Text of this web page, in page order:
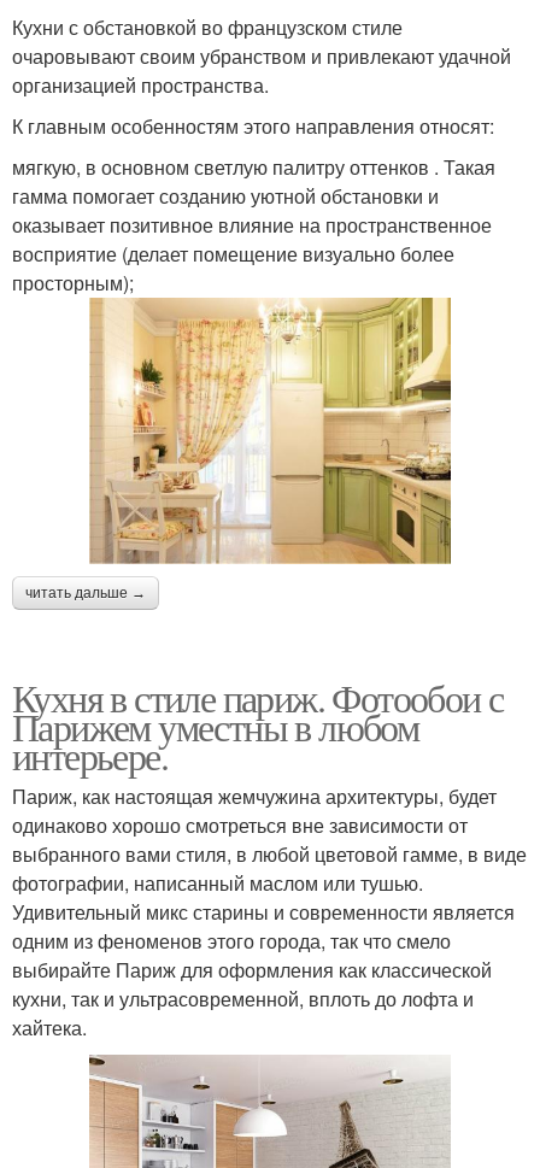
Кухни с обстановкой во французском стиле
очаровывают своим убранством и привлекают удачной
организацией пространства.
К главным особенностям этого направления относят:
мягкую, в основном светлую палитру оттенков . Такая
гамма помогает созданию уютной обстановки и
оказывает позитивное влияние на пространственное
восприятие (делает помещение визуально более
просторным);
читать дальше →
Кухня в стиле париж. Фотообои с
Парижем уместны в любом
интерьере.
Париж, как настоящая жемчужина архитектуры, будет
одинаково хорошо смотреться вне зависимости от
выбранного вами стиля, в любой цветовой гамме, в виде
фотографии, написанный маслом или тушью.
Удивительный микс старины и современности является
одним из феноменов этого города, так что смело
выбирайте Париж для оформления как классической
кухни, так и ультрасовременной, вплоть до лофта и
хайтека.